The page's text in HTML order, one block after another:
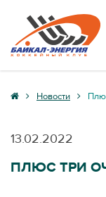
Клуб Новости
13.02.2022
ПЛЮС ТРИ